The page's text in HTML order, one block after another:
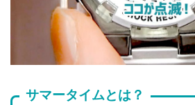
サマータイムとは？